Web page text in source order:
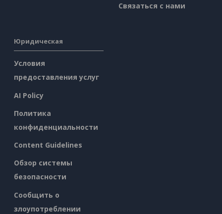
Связаться с нами
Юридическая
Условия
предоставления услуг
AI Policy
Политика
конфиденциальности
Content Guidelines
Обзор системы
безопасности
Сообщить о
злоупотреблении